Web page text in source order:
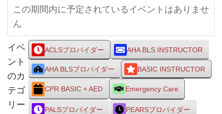
この期間内に予定されているイベントはありませ
ん
イベ
ント
のカ
テゴ
リー
ACLSプロバイダー AHA BLS INSTRUCTOR
AHA BLSプロバイダー BASIC INSTRUCTOR
CPR BASIC + AED Emergency Care
PALSプロバイダー PEARSプロバイダー